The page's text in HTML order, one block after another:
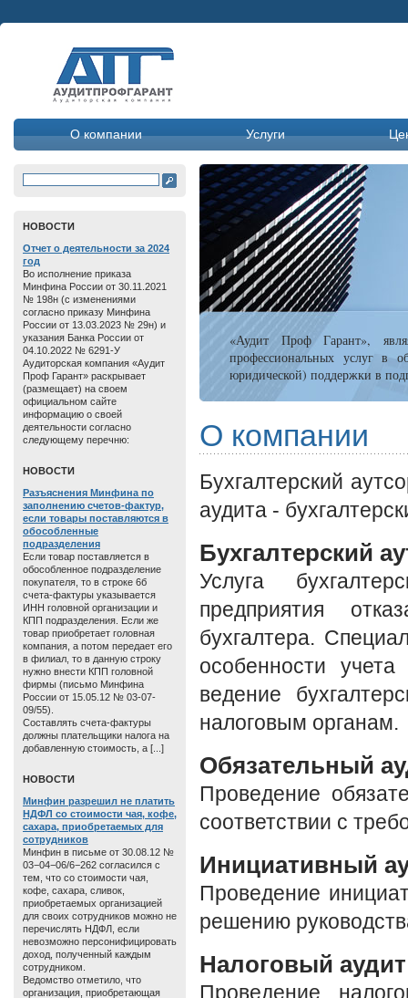
О компании Услуги
«Аудит Проф Гарант»,
профессиональных услуг в
юридической) поддержки в
О компании
Бухгалтерский
аудита -
Бухгалтерский
Услуга
предприятия
бухгалтера.
особенности
ведение
налоговым органам.
Обязательный
Проведение
соответствии с
Инициативный
Проведение
решению
Налоговый аудит
Проведение
HОВОСТИ
Отчет о дeятельнoсти зa 2024
год
Во исполнение приказа
Минфина России от 30.11.2021
№ 198н (с изменениями
согласно приказу Минфина
России от 13.03.2023 № 29н) и
указания Банка России от
04.10.2022 № 6291-У
Аудиторская компания «Аудит
Проф Гарант» раскрывает
(размещает) на своем
официальном сайте
информацию о своей
деятельности согласно
следующему перечню:
HОВОСТИ
Разъяснения Минфина по
заполнению счетов-фактур,
если товары поставляются в
обособленные
подразделения
Если товар поставляется в
обособленное подразделение
покупателя, то в строке 6б
счета-фактуры указывается
ИНН головной организации и
КПП подразделения. Если же
товар приобретает головная
компания, а потом передает его
в филиал, то в данную строку
нужно внести КПП головной
фирмы (письмо Минфина
России от 15.05.12 № 03-07-
09/55).
Составлять счета-фактуры
должны плательщики налога на
добавленную стоимость, а [...]
HОВОСТИ
Минфин разрешил не платить
НДФЛ со стоимости чая, кофе,
сахара, приобретаемых для
сотрудников
Минфин в письме от 30.08.12 №
03−04−06/6−262 согласился с
тем, что со стоимости чая,
кофе, сахара, сливок,
приобретаемых организацией
для своих сотрудников можно не
перечислять НДФЛ, если
невозможно персонифицировать
доход, полученный каждым
сотрудником.
Ведомство отметило, что
организация, приобретающая